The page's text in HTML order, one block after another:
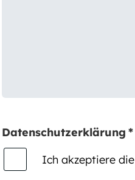
Datenschutzerklärung *
Ich akzeptiere die